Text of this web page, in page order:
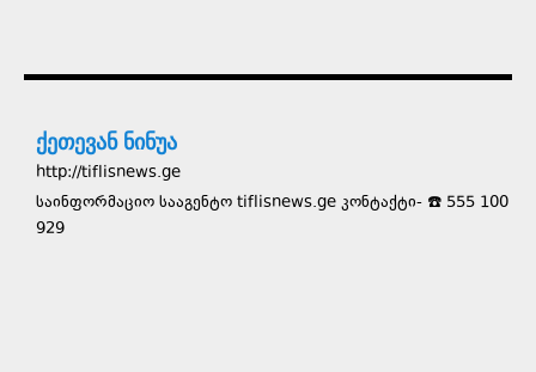
ქეთევან ნინუა
http://tiflisnews.ge
საინფორმაციო სააგენტო tiflisnews.ge კონტაქტი- ☎️ 555 100
929